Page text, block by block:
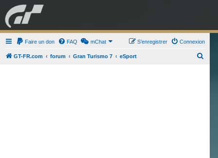
GRAN TURISMO FORUM
Faire un don FAQ mChat Connexion
S’enregistrer
GT-FR.com forum Gran Turismo 7 eSport